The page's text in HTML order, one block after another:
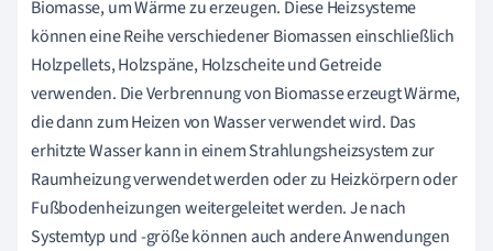
Biomasse, um Wärme zu erzeugen. Diese Heizsysteme
können eine Reihe verschiedener Biomassen einschließlich
Holzpellets, Holzspäne, Holzscheite und Getreide
verwenden. Die Verbrennung von Biomasse erzeugt Wärme,
die dann zum Heizen von Wasser verwendet wird. Das
erhitzte Wasser kann in einem Strahlungsheizsystem zur
Raumheizung verwendet werden oder zu Heizkörpern oder
Fußbodenheizungen weitergeleitet werden. Je nach
Systemtyp und -größe können auch andere Anwendungen